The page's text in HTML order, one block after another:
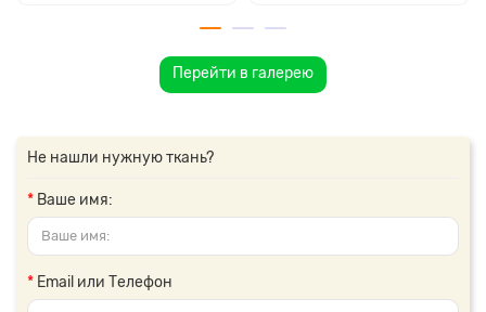
Перейти в галерею
Не нашли нужную ткань?
Ваше имя:
Email или Телефон